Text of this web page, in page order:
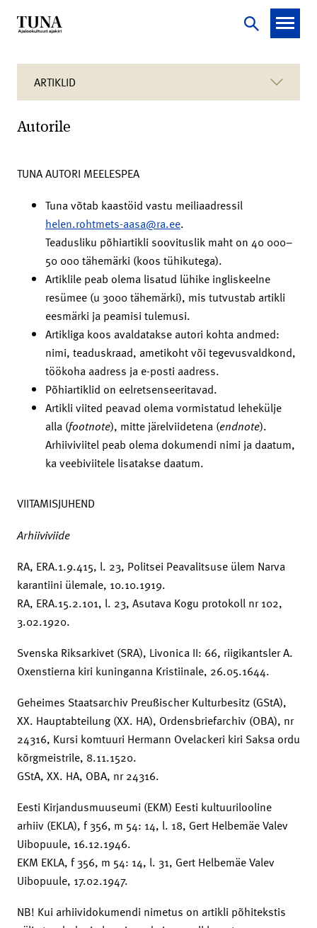
ARTIKLID
Autorile
TUNA AUTORI MEELESPEA
Tuna võtab kaastöid vastu meiliaadressil
helen.rohtmets-aasa@ra.ee.
Teadusliku põhiartikli soovituslik maht on 40 000–
50 000 tähemärki (koos tühikutega).
Artiklile peab olema lisatud lühike ingliskeelne
resümee (u 3000 tähemärki), mis tutvustab artikli
eesmärki ja peamisi tulemusi.
Artikliga koos avaldatakse autori kohta andmed:
nimi, teaduskraad, ametikoht või tegevusvaldkond,
töökoha aadress ja e-posti aadress.
Põhiartiklid on eelretsenseeritavad.
Artikli viited peavad olema vormistatud lehekülje
alla (footnote), mitte järelviidetena (endnote).
Arhiiviviitel peab olema dokumendi nimi ja daatum,
ka veebiviitele lisatakse daatum.
VIITAMISJUHEND
Arhiiviviide
RA, ERA.1.9.415, l. 23, Politsei Peavalitsuse ülem Narva
karantiini ülemale, 10.10.1919.
RA, ERA.15.2.101, l. 23, Asutava Kogu protokoll nr 102,
3.02.1920.
Svenska Riksarkivet (SRA), Livonica II: 66, riigikantsler A.
Oxenstierna kiri kuninganna Kristiinale, 26.05.1644.
Geheimes Staatsarchiv Preußischer Kulturbesitz (GStA),
XX. Hauptabteilung (XX. HA), Ordensbriefarchiv (OBA), nr
24316, Kursi komtuuri Hermann Ovelackeri kiri Saksa ordu
kõrgmeistrile, 8.11.1520.
GStA, XX. HA, OBA, nr 24316.
Eesti Kirjandusmuuseumi (EKM) Eesti kultuurilooline
arhiiv (EKLA), f 356, m 54: 14, l. 18, Gert Helbemäe Valev
Uibopuule, 16.12.1946.
EKM EKLA, f 356, m 54: 14, l. 31, Gert Helbemäe Valev
Uibopuule, 17.02.1947.
NB! Kui arhiividokumendi nimetus on artikli põhitekstis